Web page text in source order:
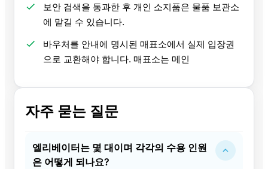
보안 검색을 통과한 후 개인 소지품은 물품 보관소
에 맡길 수 있습니다.
바우처를 안내에 명시된 매표소에서 실제 입장권
으로 교환해야 합니다. 매표소는 메인
자주 묻는 질문
엘리베이터는 몇 대이며 각각의 수용 인원
은 어떻게 되나요?